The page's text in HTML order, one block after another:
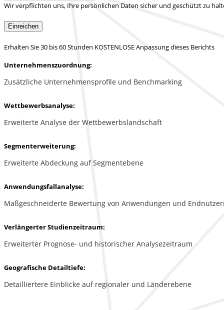
Wir verpflichten uns, Ihre persönlichen Daten sicher und geschützt zu
Einreichen
Erhalten Sie 30 bis 60 Stunden KOSTENLOSE Anpassung dieses Berichts
Unternehmenszuordnung:
Zusätzliche Unternehmensprofile und Benchmarking
Wettbewerbsanalyse:
Erweiterte Analyse der Wettbewerbslandschaft
Segmenterweiterung:
Erweiterte Abdeckung auf Segmentebene
Anwendungsfallanalyse:
Maßgeschneiderte Bewertung von Anwendungen und
Verlängerter Studienzeitraum:
Erweiterter Prognose- und historischer Analysezeitraum
Geografische Detailtiefe:
Detailliertere Einblicke auf regionaler und Länderebene